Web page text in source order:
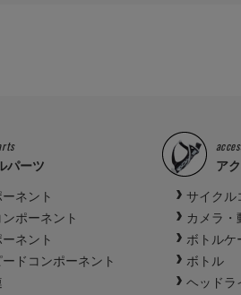
パーツ
ネント
ポーネント
ネント
ドコンポーネント
ア
サイクル
カメラ・
ボトルケ
ボトル
ヘッドラ